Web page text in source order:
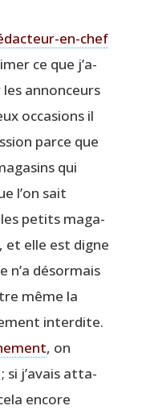
en-chef
ce que j’a­
annon­ceurs
occa­sions il
parce que
qui
l’on sait
petits maga­
et elle est digne
n’a désor­mais
même la
inter­dite.
, on
si j’a­vais atta­
encore